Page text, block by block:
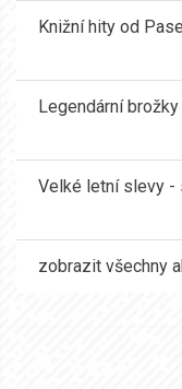
Knižní hity od
Legendární
Velké letní slevy -
zobrazit všechny